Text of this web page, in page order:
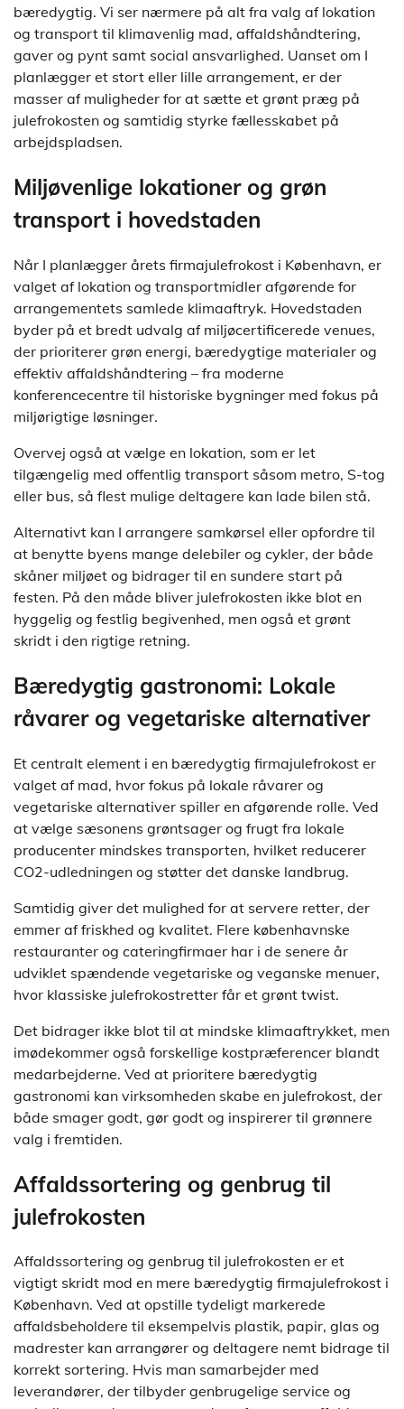
bæredygtig. Vi ser nærmere på alt fra valg af lokation
og transport til klimavenlig mad, affaldshåndtering,
gaver og pynt samt social ansvarlighed. Uanset om I
planlægger et stort eller lille arrangement, er der
masser af muligheder for at sætte et grønt præg på
julefrokosten og samtidig styrke fællesskabet på
arbejdspladsen.
Miljøvenlige lokationer og grøn
transport i hovedstaden
Når I planlægger årets firmajulefrokost i København, er
valget af lokation og transportmidler afgørende for
arrangementets samlede klimaaftryk. Hovedstaden
byder på et bredt udvalg af miljøcertificerede venues,
der prioriterer grøn energi, bæredygtige materialer og
effektiv affaldshåndtering – fra moderne
konferencecentre til historiske bygninger med fokus på
miljørigtige løsninger.
Overvej også at vælge en lokation, som er let
tilgængelig med offentlig transport såsom metro, S-tog
eller bus, så flest mulige deltagere kan lade bilen stå.
Alternativt kan I arrangere samkørsel eller opfordre til
at benytte byens mange delebiler og cykler, der både
skåner miljøet og bidrager til en sundere start på
festen. På den måde bliver julefrokosten ikke blot en
hyggelig og festlig begivenhed, men også et grønt
skridt i den rigtige retning.
Bæredygtig gastronomi: Lokale
råvarer og vegetariske alternativer
Et centralt element i en bæredygtig firmajulefrokost er
valget af mad, hvor fokus på lokale råvarer og
vegetariske alternativer spiller en afgørende rolle. Ved
at vælge sæsonens grøntsager og frugt fra lokale
producenter mindskes transporten, hvilket reducerer
CO2-udledningen og støtter det danske landbrug.
Samtidig giver det mulighed for at servere retter, der
emmer af friskhed og kvalitet. Flere københavnske
restauranter og cateringfirmaer har i de senere år
udviklet spændende vegetariske og veganske menuer,
hvor klassiske julefrokostretter får et grønt twist.
Det bidrager ikke blot til at mindske klimaaftrykket, men
imødekommer også forskellige kostpræferencer blandt
medarbejderne. Ved at prioritere bæredygtig
gastronomi kan virksomheden skabe en julefrokost, der
både smager godt, gør godt og inspirerer til grønnere
valg i fremtiden.
Affaldssortering og genbrug til
julefrokosten
Affaldssortering og genbrug til julefrokosten er et
vigtigt skridt mod en mere bæredygtig firmajulefrokost i
København. Ved at opstille tydeligt markerede
affaldsbeholdere til eksempelvis plastik, papir, glas og
madrester kan arrangører og deltagere nemt bidrage til
korrekt sortering. Hvis man samarbejder med
leverandører, der tilbyder genbrugelige service og